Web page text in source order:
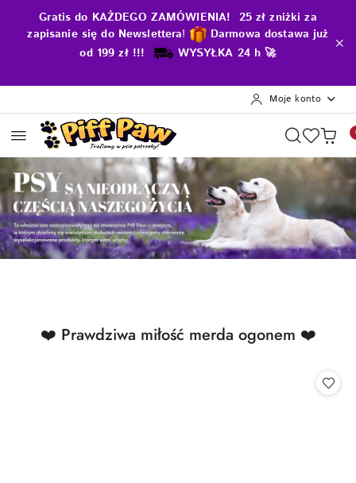
Przejdź do treści głównej
Przejdź do wyszukiwarki
Przejdź do moje konto
Przejdź do menu głównego
Przejdź do stopki
Gratis do KAŻDEGO ZAMÓWIENIA! 25 zł zniżki za
zapisanie się do Newslettera! Darmowa dostawa już
od 199 zł !!!
WYSYŁKA 24 h 🚀
Moje konto
Pomiń karuzelę promocyjną
Pomiń karuzelę produktów
Produkty
❤️ Prawdziwa miłość merda ogonem ❤️